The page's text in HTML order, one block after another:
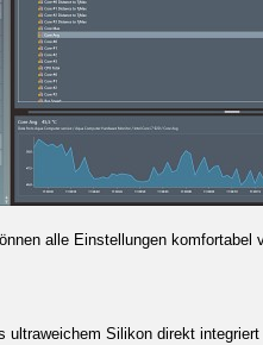
alle Einstellungen komfortabel
Silikon direkt